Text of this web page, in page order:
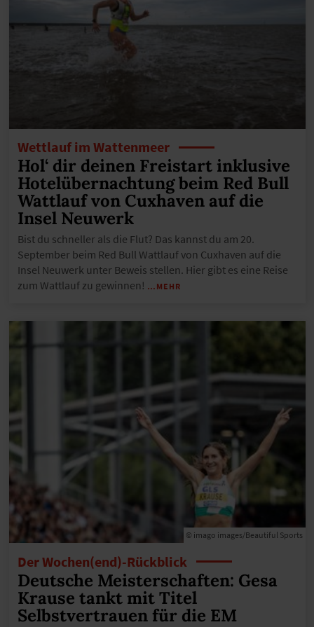
Wettlauf im Wattenmeer
Hol‘ dir deinen Freistart inklusive
Hotelübernachtung beim Red Bull
Wattlauf von Cuxhaven auf die
Insel Neuwerk
Bist du schneller als die Flut? Das kannst du am 20.
September beim Red Bull Wattlauf von Cuxhaven auf die
Insel Neuwerk unter Beweis stellen. Hier gibt es eine Reise
zum Wattlauf zu gewinnen! …MEHR
© imago images/Beautiful Sports
Der Wochen(end)-Rückblick
Deutsche Meisterschaften: Gesa
Krause tankt mit Titel
Selbstvertrauen für die EM